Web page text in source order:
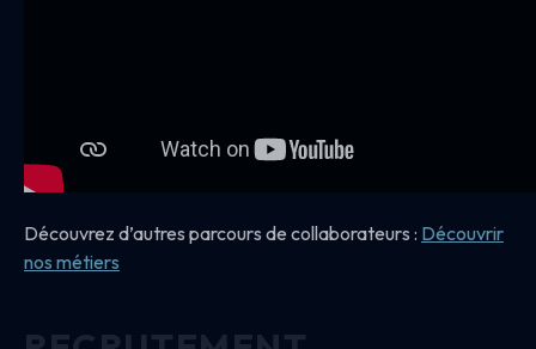
Découvrez d’autres parcours de collaborateurs : Découvrir
nos métiers